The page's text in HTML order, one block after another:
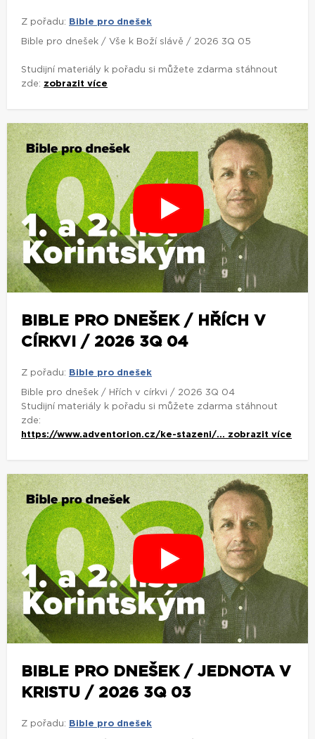
Z pořadu: Bible pro dnešek
Bible pro dnešek / Vše k Boží slávě / 2026 3Q 05
Studijní materiály k pořadu si můžete zdarma stáhnout
zde: zobrazit více
BIBLE PRO DNEŠEK / HŘÍCH V
CÍRKVI / 2026 3Q 04
Z pořadu: Bible pro dnešek
Bible pro dnešek / Hřích v církvi / 2026 3Q 04
Studijní materiály k pořadu si můžete zdarma stáhnout
zde:
https://www.adventorion.cz/ke-stazeni/... zobrazit více
BIBLE PRO DNEŠEK / JEDNOTA V
KRISTU / 2026 3Q 03
Z pořadu: Bible pro dnešek